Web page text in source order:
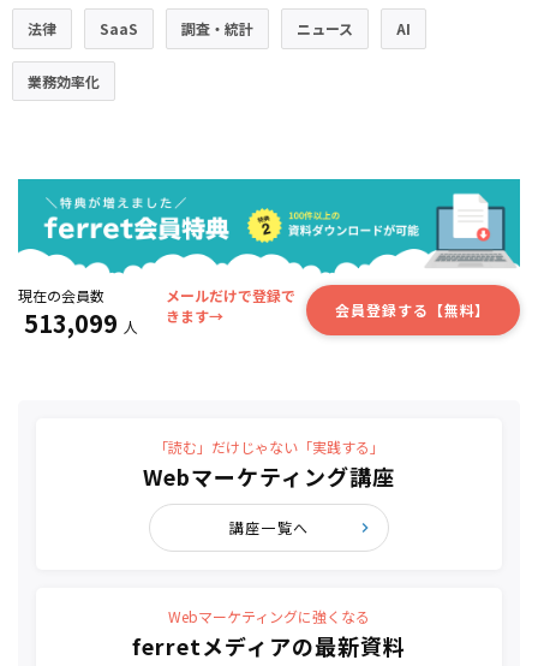
法律 SaaS 調査・統計 ニュース AI
業務効率化
現在の会員数
513,099 人
メールだけで登録で
きます→
会員登録する【無料】
「読む」だけじゃない「実践する」
Webマーケティング講座
講座一覧へ
Webマーケティングに強くなる
ferretメディアの最新資料